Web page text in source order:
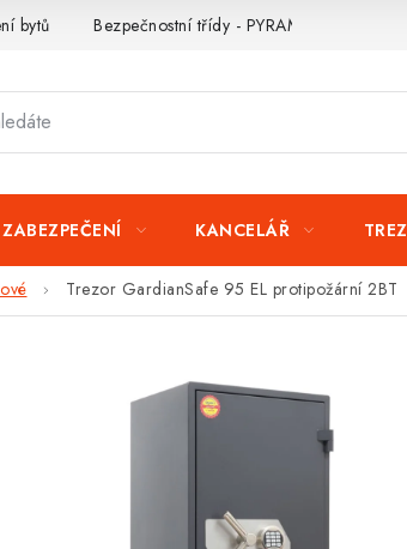
bytů Bezpečnostní třídy - PYRAMIDA
KANCELÁŘ
Trezor GardianSafe 95 EL protipožární 2BT